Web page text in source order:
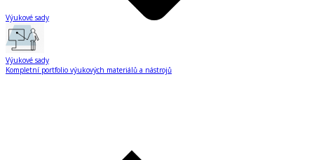
Výukové sady
Výukové sady
Kompletní portfolio výukových materiálů a nástrojů